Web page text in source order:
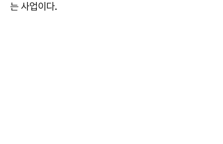
는 사업이다.